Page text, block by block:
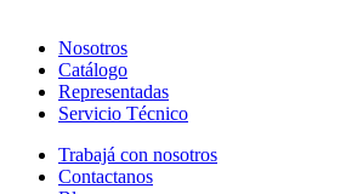
Nosotros
Catálogo
Representadas
Servicio Técnico
Trabajá con nosotros
Contactanos